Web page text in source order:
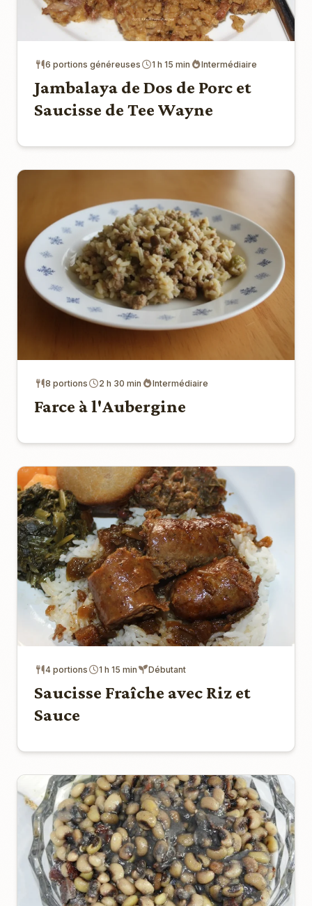
6 portions généreuses 1 h 15 min Intermédiaire
Jambalaya de Dos de Porc et
Saucisse de Tee Wayne
8 portions 2 h 30 min Intermédiaire
Farce à l'Aubergine
4 portions 1 h 15 min Débutant
Saucisse Fraîche avec Riz et
Sauce